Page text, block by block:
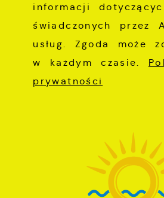
informacji
świadczonych przez
usług. Zgoda może
w każdym czasie.
prywatności